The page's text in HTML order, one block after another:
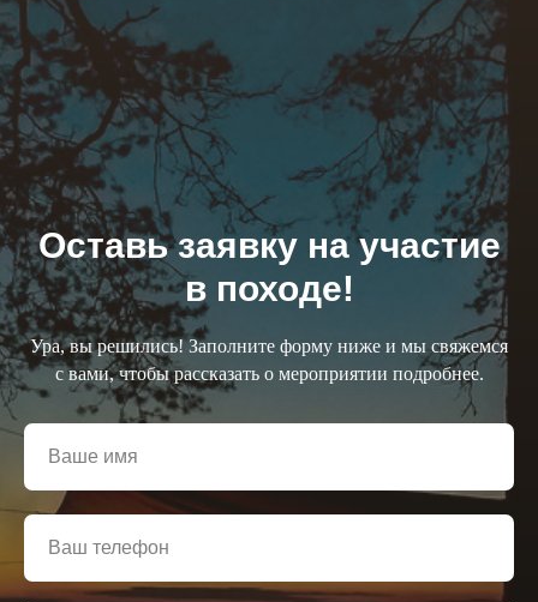
Оставь заявку на участие
в походе!
Ура, вы решились! Заполните форму ниже и мы свяжемся
с вами, чтобы рассказать о мероприятии подробнее.
Ваше имя
Ваш телефон